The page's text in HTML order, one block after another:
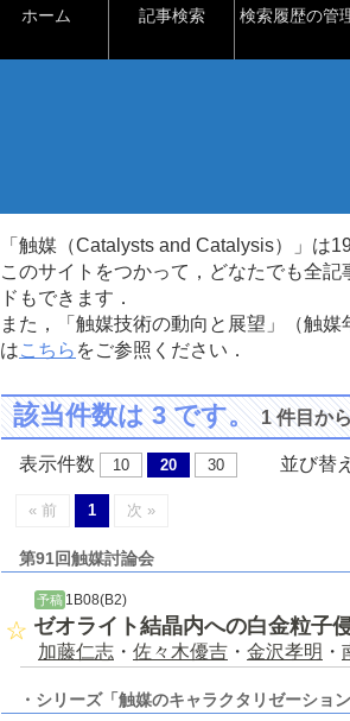
ホーム 記事検索 検索履歴の管
「触媒（Catalysts and Catalysis）」は
このサイトをつかって，どなたでも全
ドもできます．
また，「触媒技術の動向と展望」（触
はこちら をご参照ください．
該当件数は 3 です。1 件目か
表示件数 10 20 30 並び替え
« 前 1 次 »
第91回触媒討論会
予稿 1B08(B2)
ゼオライト結晶内への白金粒子
加藤仁志 ・ 佐々木優吉 ・ 金沢孝明 ・
・シリーズ「触媒のキャラクタリゼーション